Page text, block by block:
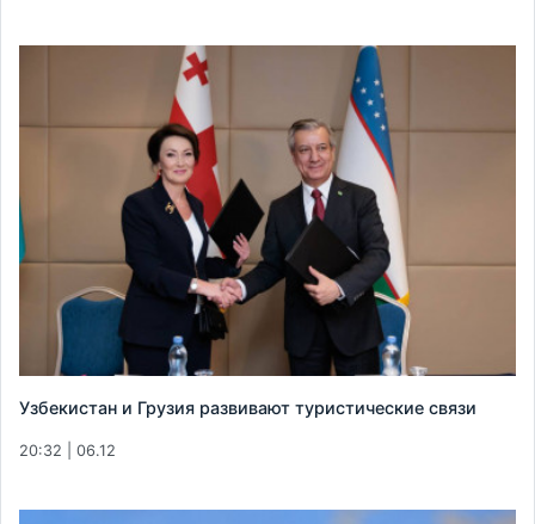
Узбекистан и Грузия развивают туристические связи
20:32 | 06.12